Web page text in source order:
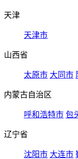
天津
天津市
山西省
太原市 大同市
内蒙古自治区
呼和浩特市 包
辽宁省
沈阳市 大连市